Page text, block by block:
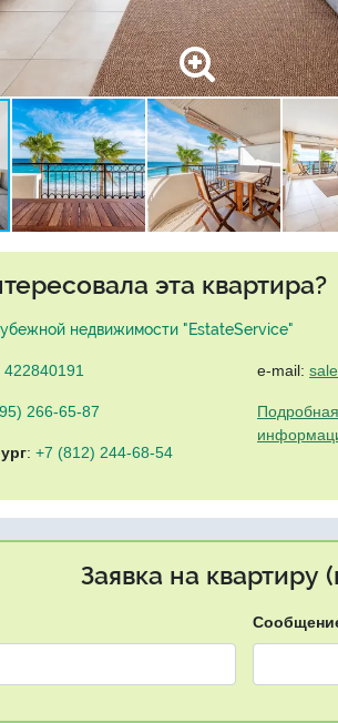
эта квартира?
недвижимости "EstateService"
422840191
266-65-87
: +7 (812) 244-68-54
e-mail:
Заявка на квартиру